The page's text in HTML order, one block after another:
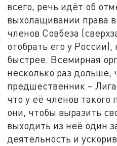
всего, речь идёт об
выхолащивании права
членов Совбеза
отобрать его у
быстрее. Всемирная
несколько раз дольше,
предшественник –
что у её членов такого
они, чтобы выразить
выходить из неё один
деятельность и